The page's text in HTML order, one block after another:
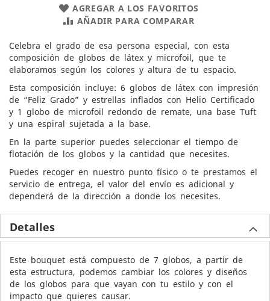
AGREGAR A LOS FAVORITOS
AÑADIR PARA COMPARAR
Celebra el grado de esa persona especial, con esta
composición de globos de látex y microfoil, que te
elaboramos según los colores y altura de tu espacio.
Esta composición incluye: 6 globos de látex con impresión
de “Feliz Grado” y estrellas inflados con Helio Certificado
y 1 globo de microfoil redondo de remate, una base Tuft
y una espiral sujetada a la base.
En la parte superior puedes seleccionar el tiempo de
flotación de los globos y la cantidad que necesites.
Puedes recoger en nuestro punto físico o te prestamos el
servicio de entrega, el valor del envío es adicional y
dependerá de la dirección a donde los necesites.
Detalles
Este bouquet está compuesto de 7 globos, a partir de
esta estructura, podemos cambiar los colores y diseños
de los globos para que vayan con tu estilo y con el
impacto que quieres causar.